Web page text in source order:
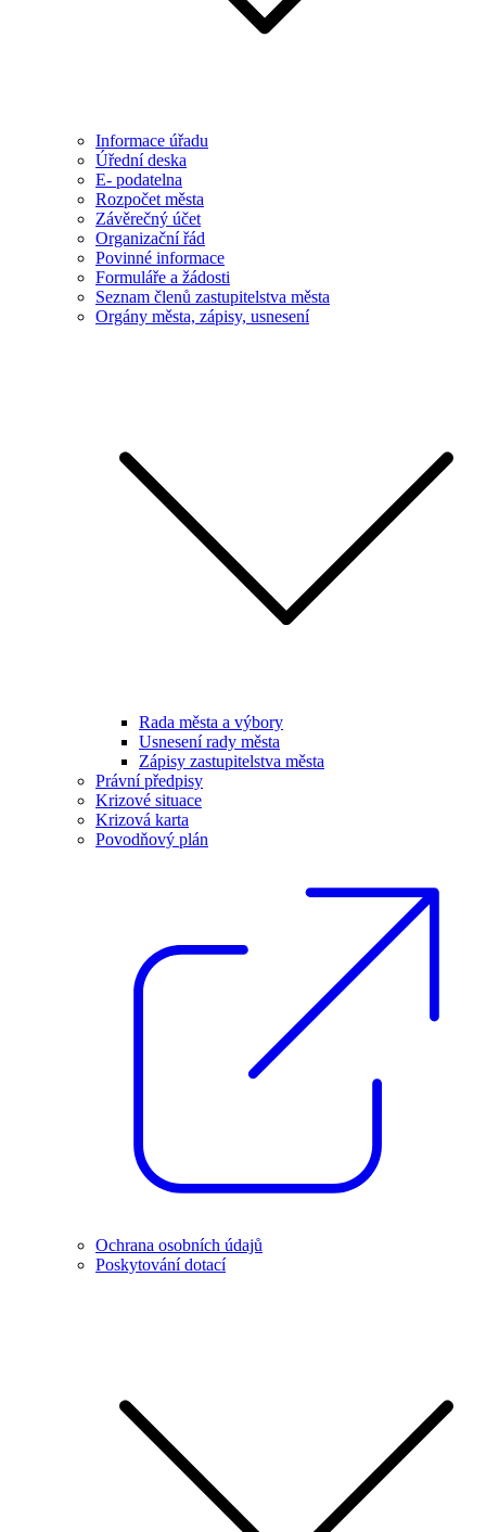
Informace úřadu
Úřední deska
E- podatelna
Rozpočet města
Závěrečný účet
Organizační řád
Povinné informace
Formuláře a žádosti
Seznam členů zastupitelstva města
Orgány města, zápisy, usnesení
Rada města a výbory
Usnesení rady města
Zápisy zastupitelstva města
Právní předpisy
Krizové situace
Krizová karta
Povodňový plán
Ochrana osobních údajů
Poskytování dotací